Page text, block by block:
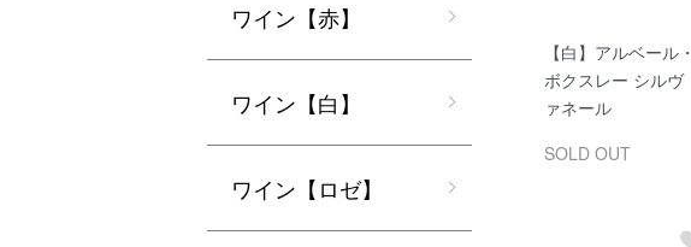
【白】アルベール・
ボクスレー シルヴ
ァネール
SOLD OUT
ワイン【赤】
ワイン【白】
ワイン【ロゼ】